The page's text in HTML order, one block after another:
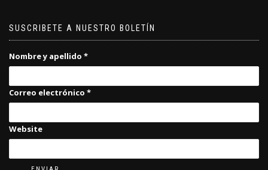
SUSCRIBETE A NUESTRO BOLETÍN
Nombre y apellido *
Correo electrónico *
Website